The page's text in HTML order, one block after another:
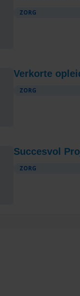
ZORG
Verkorte
ZORG
Succesvol
ZORG